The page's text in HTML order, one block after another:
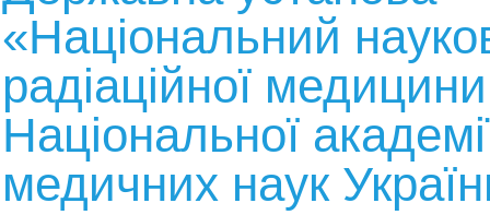
«Національний
радіаційної медицини
Національної
медичних наук